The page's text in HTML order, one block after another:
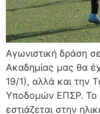
Αγωνιστική δράση
Ακαδημίας μας θα
19/1), αλλά και την
Υποδομών ΕΠΣΡ. Το
εστιάζεται στην